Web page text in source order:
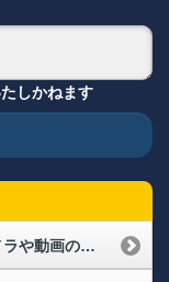
しかねます
【王貞治ベースボールミュージアム】カメラや動画の撮影は可能ですか？